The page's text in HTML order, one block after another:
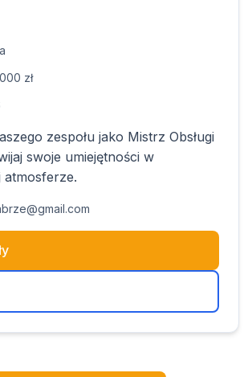
zł
zespołu jako Mistrz Obsługi
swoje umiejętności w
atmosferze.